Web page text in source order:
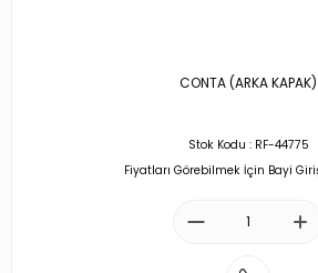
CONTA (ARKA KAPAK)
Stok Kodu : RF-44775
Fiyatları Görebilmek İçin Bayi